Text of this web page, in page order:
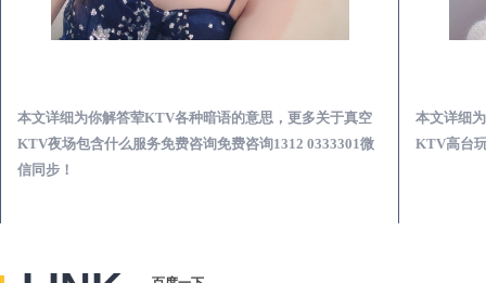
本文详细为你解答荤KTV真空会所体验预订攻略，更多荤
KTV高台玩乐服务攻略免费咨询1312 0333301微信同步！
本文详细
总会荤的